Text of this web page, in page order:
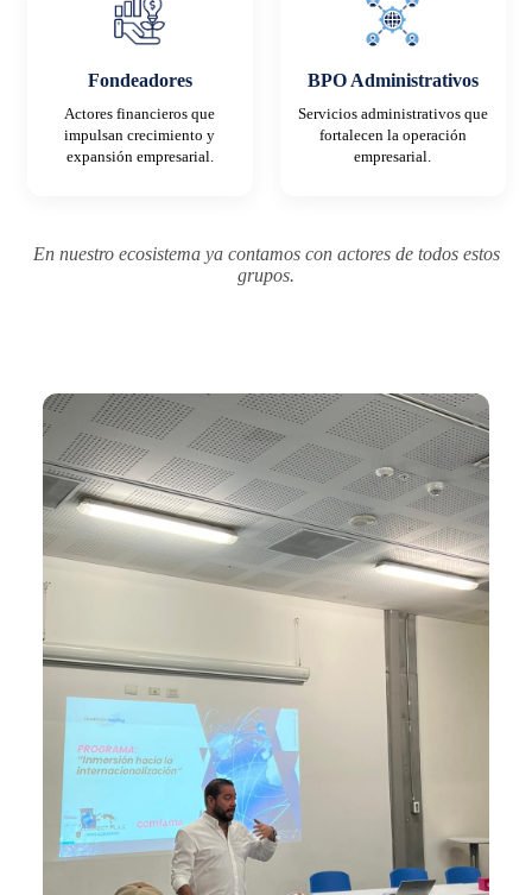
Fondeadores
Actores financieros que
impulsan crecimiento y
expansión empresarial.
BPO Administrativos
Servicios administrativos que
fortalecen la operación
empresarial.
En nuestro ecosistema ya contamos con actores de todos estos
grupos.